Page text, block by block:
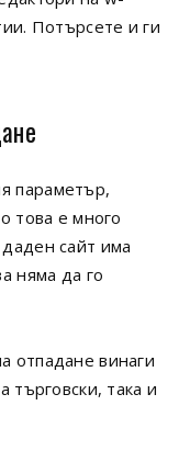
Потърсете и ги
параметър,
това е много
сайт има
няма да го
отпадане винаги
търговски, така и